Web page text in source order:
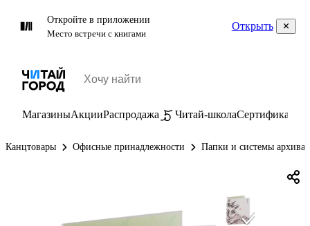
Откройте в приложении
Место встречи с книгами
Открыть
МагазиныАкцииРаспродажа Читай-школаСертификаты
Канцтовары Офисные принадлежности Папки и системы